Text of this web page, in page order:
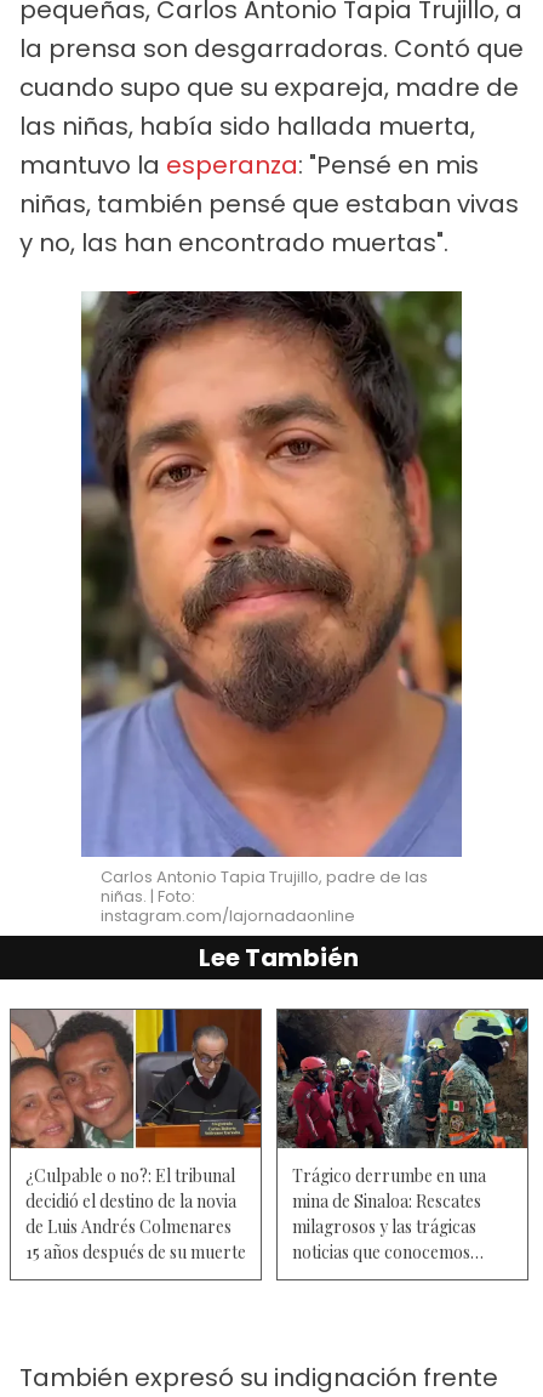
pequeñas, Carlos Antonio Tapia Trujillo, a
la prensa son desgarradoras. Contó que
cuando supo que su expareja, madre de
las niñas, había sido hallada muerta,
mantuvo la esperanza: "Pensé en mis
niñas, también pensé que estaban vivas
y no, las han encontrado muertas".
Carlos Antonio Tapia Trujillo, padre de las
niñas. | Foto:
instagram.com/lajornadaonline
Lee También
¿Culpable o no?: El tribunal
decidió el destino de la novia
de Luis Andrés Colmenares
15 años después de su muerte
Trágico derrumbe en una
mina de Sinaloa: Rescates
milagrosos y las trágicas
noticias que conocemos
hasta ahora
También expresó su indignación frente